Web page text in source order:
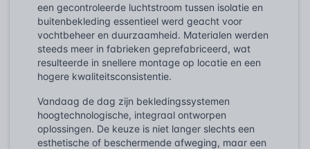
een gecontroleerde luchtstroom tussen isolatie en
buitenbekleding essentieel werd geacht voor
vochtbeheer en duurzaamheid. Materialen werden
steeds meer in fabrieken geprefabriceerd, wat
resulteerde in snellere montage op locatie en een
hogere kwaliteitsconsistentie.
Vandaag de dag zijn bekledingssystemen
hoogtechnologische, integraal ontworpen
oplossingen. De keuze is niet langer slechts een
esthetische of beschermende afweging, maar een